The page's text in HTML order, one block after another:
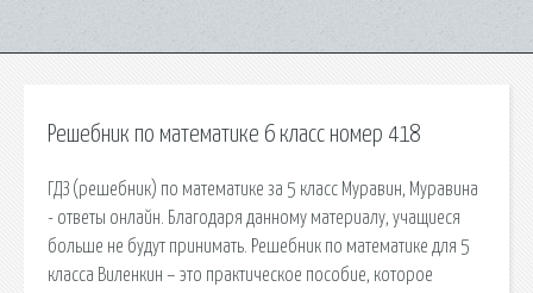
Решебник по математике 6 класс номер 418
ГДЗ (решебник) по математике за 5 класс Муравин, Муравина
- ответы онлайн. Благодаря данному материалу, учащиеся
больше не будут принимать. Решебник по математике для 5
класса Виленкин – это практическое пособие, которое